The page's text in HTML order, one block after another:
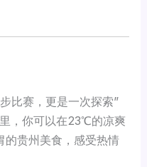
比赛，更是一次探索”
，你可以在23℃的凉爽
的贵州美食，感受热情